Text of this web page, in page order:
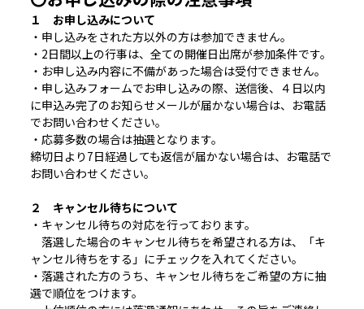
１ お申し込みについて
・申し込みをされた方以外の方は参加できません。
・2日間以上の行事は、全ての開催日出席が参加条件です。
・お申し込み内容に不備があった場合は受付できません。
・申し込みフォームでお申し込みの際、送信後、４日以内
に申込み完了のお知らせメールが届かない場合は、お電話
でお問い合わせください。
・応募多数の場合は抽選となります。
締切日より7日経過しても返信が届かない場合は、お電話で
お問い合わせください。
２ キャンセル待ちについて
・キャンセル待ちの対応を行っております。
落選した場合のキャンセル待ちを希望される方は、「キ
ャンセル待ちをする」にチェックを入れてください。
・落選された方のうち、キャンセル待ちをご希望の方に抽
選で順位をつけます。